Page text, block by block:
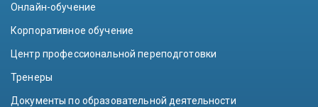
Онлайн-обучение
Корпоративное обучение
Центр профессиональной переподготовки
Тренеры
Документы по образовательной деятельности